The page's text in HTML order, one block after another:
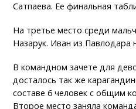
Сатпаева. Ее финальная
На третье место среди
Назарук. Иван из Павлодара
В командном зачете для
досталось так же
составе 6 человек с общим
Второе место заняла